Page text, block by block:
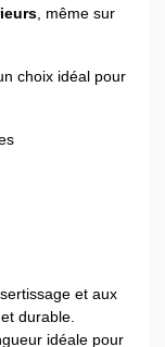
, même sur
choix idéal pour
et aux
durable.
idéale pour